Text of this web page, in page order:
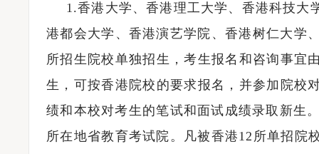
1.香港大学、香港理工大学、香港科技大
港都会大学、香港演艺学院、香港树仁大学
所招生院校单独招生，考生报名和咨询事宜
生，可按香港院校的要求报名，并参加院校
绩和本校对考生的笔试和面试成绩录取新生
所在地省教育考试院。凡被香港12所单招院